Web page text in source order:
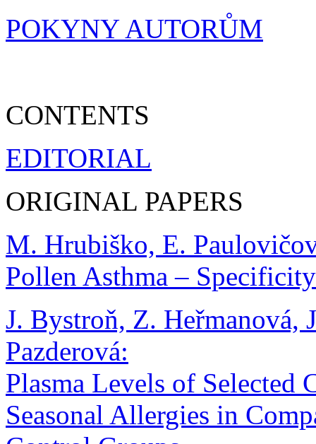
POKYNY AUTORŮM
CONTENTS
EDITORIAL
ORIGINAL PAPERS
M. Hrubiško, E.
Pollen Asthma –
J. Bystroň, Z. Heřmanová,
Pazderová:
Plasma Levels of Selected
Seasonal Allergies in